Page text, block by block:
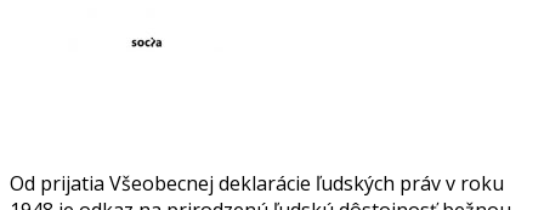
Od prijatia Všeobecnej deklarácie ľudských práv v roku